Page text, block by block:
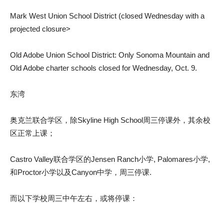
Mark West Union School District (closed Wednesday with a
projected closure>
Old Adobe Union School District: Only Sonoma Mountain and
Old Adobe charter schools closed for Wednesday, Oct. 9.
东湾
奥克兰联合学区，除Skyline High School周三停课外，其余校
区正常上课；
Castro Valley联合学区的Jensen Ranch小学, Palomares小学,
和Proctor小学以及Canyon中学，周三停课.
而以下学校周三中午左右，或将停课：